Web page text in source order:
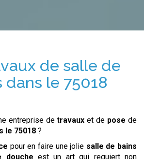
de salle de
dans le 75018
entreprise detravaux et de pose de
le 75018 ?
pour en faire une jolie salle de bains
douche est un art qui requiert non